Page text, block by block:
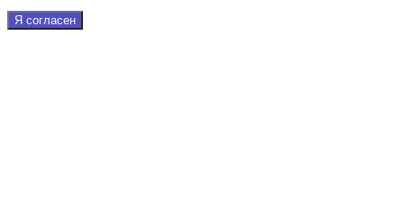
Я согласен